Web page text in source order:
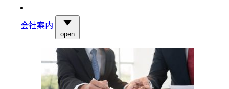
会社案内
open